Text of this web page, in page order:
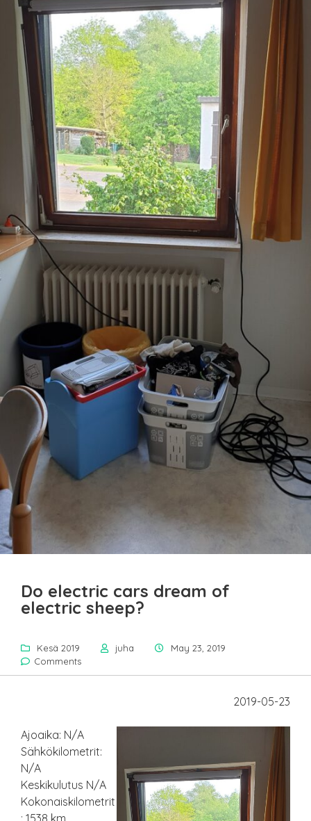
Do electric cars dream of
electric sheep?
Kesä 2019 juha
May 23, 2019
Comments
2019-05-23
Ajoaika: N/A
Sähkökilometrit:
N/A
Keskikulutus N/A
Kokonaiskilometrit